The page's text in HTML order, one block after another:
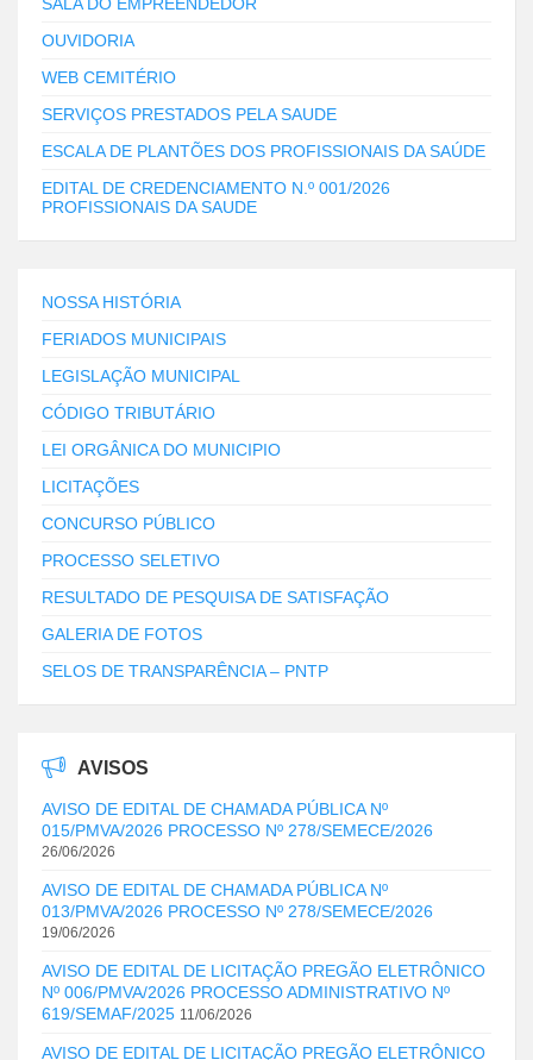
OUVIDORIA
WEB CEMITÉRIO
SERVIÇOS PRESTADOS PELA SAUDE
ESCALA DE PLANTÕES DOS PROFISSIONAIS DA SAÚDE
EDITAL DE CREDENCIAMENTO N.º 001/2026
PROFISSIONAIS DA SAUDE
NOSSA HISTÓRIA
FERIADOS MUNICIPAIS
LEGISLAÇÃO MUNICIPAL
CÓDIGO TRIBUTÁRIO
LEI ORGÂNICA DO MUNICIPIO
LICITAÇÕES
CONCURSO PÚBLICO
PROCESSO SELETIVO
RESULTADO DE PESQUISA DE SATISFAÇÃO
GALERIA DE FOTOS
SELOS DE TRANSPARÊNCIA – PNTP
AVISOS
AVISO DE EDITAL DE CHAMADA PÚBLICA Nº
015/PMVA/2026 PROCESSO Nº 278/SEMECE/2026
26/06/2026
AVISO DE EDITAL DE CHAMADA PÚBLICA Nº
013/PMVA/2026 PROCESSO Nº 278/SEMECE/2026
19/06/2026
AVISO DE EDITAL DE LICITAÇÃO PREGÃO ELETRÔNICO
Nº 006/PMVA/2026 PROCESSO ADMINISTRATIVO Nº
619/SEMAF/2025 11/06/2026
AVISO DE EDITAL DE LICITAÇÃO PREGÃO ELETRÔNICO